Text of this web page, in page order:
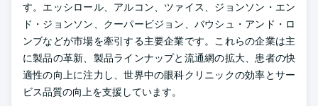
す。エッシロール、アルコン、ツァイス、ジョンソン・エン
ド・ジョンソン、クーパービジョン、バウシュ・アンド・ロ
ンブなどが市場を牽引する主要企業です。これらの企業は主
に製品の革新、製品ラインナップと流通網の拡大、患者の快
適性の向上に注力し、世界中の眼科クリニックの効率とサー
ビス品質の向上を支援しています。